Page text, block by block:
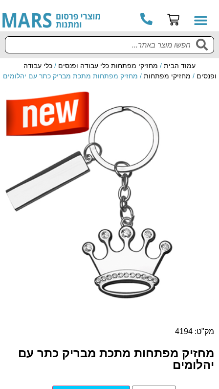
עמוד הבית / מחזיקי מפתחות כלי עבודה ופנסים / כלי עבודה
ופנסים / מחזיקי מפתחות / מחזיק מפתחות מתכת מבריק כתר עם יהלומים
מק"ט: 4194
מחזיק מפתחות מתכת מבריק כתר עם
יהלומים